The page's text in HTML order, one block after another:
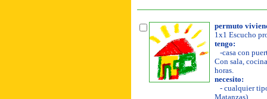
permuto
1x1 Escucho
tengo:
-casa con
Con sala,
horas.
necesito:
- cualquier
Matanzas)